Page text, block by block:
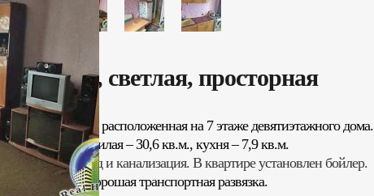
Гора, светлая, просторная
в районе Гора, расположенная на 7 этаже девятиэтажного дома.
– 53,1 кв.м., жилая – 30,6 кв.м., кухня – 7,9 кв.м.
водопровод и канализация. В квартире установлен бойлер.
рядом школа, хорошая транспортная развязка.